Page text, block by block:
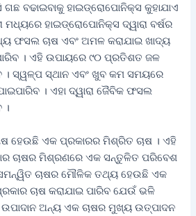
ଗଛ ବଢାଇବାକୁ ହାଇଡ୍ରୋପୋନିକ୍ସ କୁହାଯାଏ
ମଧ୍ୟରେ ହାଇଡ୍ରୋପୋନିକ୍ସ ଦ୍ୱାରା ବର୍ଷର
ଫସଲ ଚାଷ ଏବଂ ଅମଳ କରାଯାଇ ଖାଦ୍ୟ
। ଏହି ଉପାୟରେ ୯୦ ପ୍ରତିଶତ ଜଳ
। ସ୍ୱଳ୍ପ ସ୍ଥାନ ଏବଂ ଖୁବ କମ ସମୟରେ
। ଏହା ଦ୍ୱାରା ଜୈବିକ ଫସଲ
।
ହେଉଛି ଏକ ପ୍ରକାରର ମିଶ୍ରିତ ଚାଷ । ଏହି
ଚାଷର ମିଶ୍ରଣରେ ଏକ ସନ୍ତୁଳିତ ପରିବେଶ
ସମନ୍ୱିତ ଚାଷର ମୌଳିକ ତଥ୍ୟ ହେଉଛି ଏକ
ଚାଷ କରାଯାଇ ପାରିବ ଯେଉଁ ଭଳି
ଅନ୍ୟ ଏକ ଚାଷର ମୁଖ୍ୟ ଉତ୍ପାଦନ